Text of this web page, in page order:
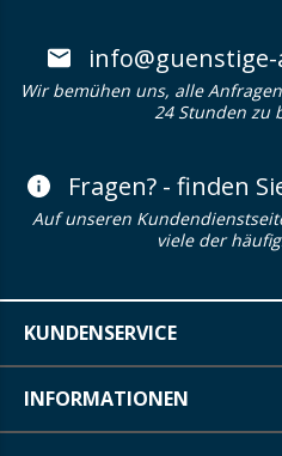
Wir bemühen uns, alle
24 Stunden zu
Fragen? - finden
Auf unseren
viele der
KUNDENSERVICE
INFORMATIONEN